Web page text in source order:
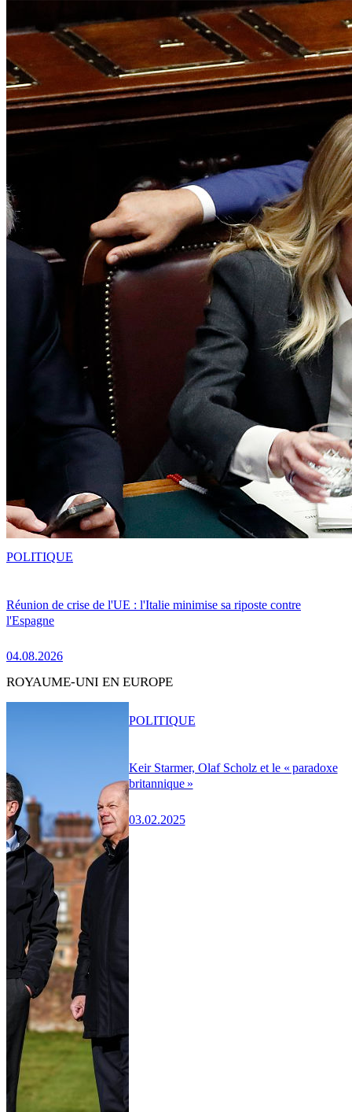
Réunion de crise de l'UE : l'Italie minimise sa riposte contre
l'Espagne
04.08.2026
POLITIQUE
ROYAUME-UNI EN EUROPE
Keir Starmer, Olaf Scholz et le « paradoxe
britannique »
03.02.2025
POLITIQUE